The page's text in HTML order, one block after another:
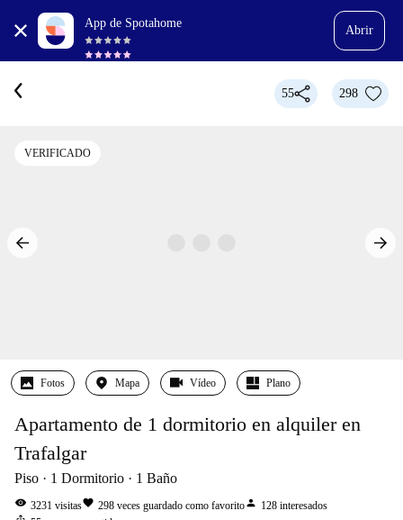
App de Spotahome
Abrir
55 298
VERIFICADO
Fotos Mapa Vídeo Plano
Apartamento de 1 dormitorio en alquiler en
Trafalgar
Piso 1 Dormitorio 1 Baño
visibility 3231 visitasfavorite 298 veces guardado como favoritoperson 128 interesados